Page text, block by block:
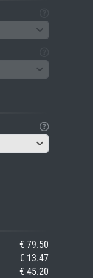
€ 79.50
€ 13.47
€ 45.20